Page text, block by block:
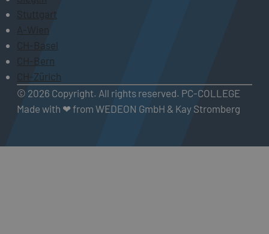
Stuttgart
A-Wien
CH-Basel
CH-Bern
CH-Zürich
© 2026 Copyright. All rights reserved. PC-COLLEGE
Made with ❤ from WEDEON GmbH & Kay Stromberg